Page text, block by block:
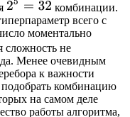
комбинации.
всего с
моментально
сложность не
Менее очевидным
к важности
комбинацию
на самом деле
работы алгоритма,